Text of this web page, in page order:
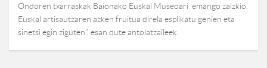
Ondoren txarraskak Baionako Euskal Museoari emango zaizkio.
Euskal artisautzaren azken fruitua direla esplikatu genien eta
sinetsi egin ziguten”, esan dute antolatzaileek.